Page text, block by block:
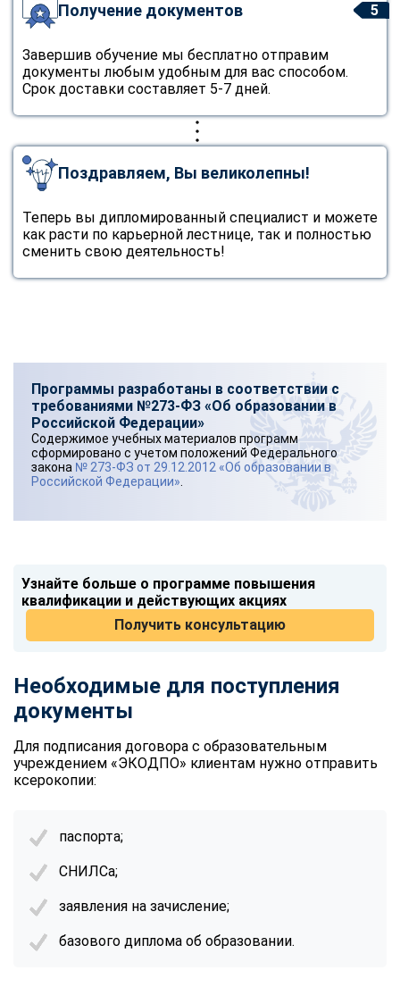
5
Получение документов
Завершив обучение мы бесплатно отправим
документы любым удобным для вас способом.
Срок доставки составляет 5-7 дней.
Поздравляем, Вы великолепны!
Теперь вы дипломированный специалист и можете
как расти по карьерной лестнице, так и полностью
сменить свою деятельность!
Программы разработаны в соответствии с
требованиями №273-ФЗ «Об образовании в
Российской Федерации»
Содержимое учебных материалов программ
сформировано с учетом положений Федерального
закона № 273-ФЗ от 29.12.2012 «Об образовании в
Российской Федерации»
Узнайте больше о программе повышения
квалификации и действующих акциях
Получить консультацию
Необходимые для поступления
документы
Для подписания договора с образовательным
учреждением «ЭКОДПО» клиентам нужно отправить
ксерокопии:
паспорта;
СНИЛСа;
заявления на зачисление;
базового диплома об образовании.